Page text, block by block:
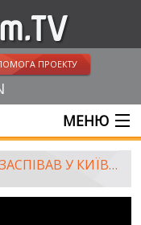
ПРОЕКТУ
МЕНЮ
ВАХТАНГ КІКАБІДЗЕ ЗАСПІВАВ У КИЇВСЬКОМУ МЕТРО